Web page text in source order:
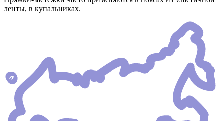
ленты, в купальниках.